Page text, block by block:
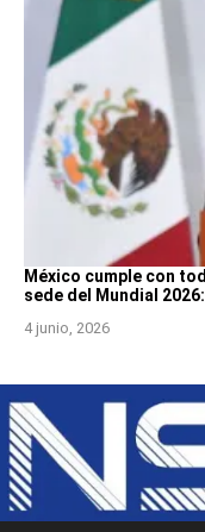
México cumple con
sede del Mundial
4 junio, 2026